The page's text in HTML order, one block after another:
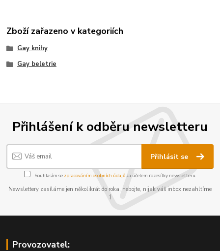
Zboží zařazeno v kategoriích
Gay knihy
Gay beletrie
Přihlášení k odběru newsletteru
Přihlásit se
Souhlasím se zpracováním osobních údajůza účelem rozesílky newsletteru.
Newslettery zasíláme jen několikrát do roka, nebojte, nijak váš inbox nezahltíme
:)
Provozovatel: